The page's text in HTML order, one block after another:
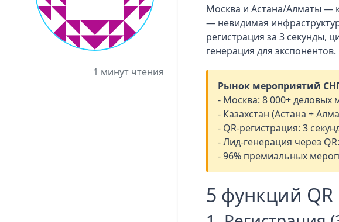
1 минут чтения
Москва и Астана/Алматы —
— невидимая
регистрация за 3 секунды,
генерация для экспонентов.
Рынок мероприятий
- Москва: 8 000+ деловых
- Казахстан (Астана +
- QR-регистрация: 3
- Лид-генерация через
- 96% премиальных
5 функций